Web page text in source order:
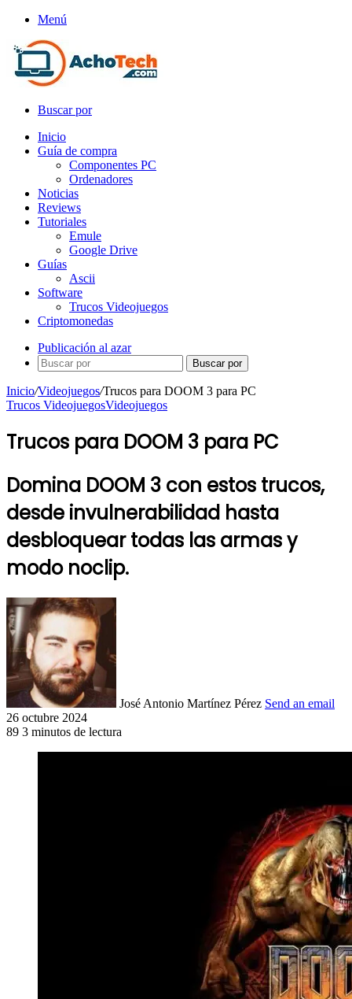
Menú
Buscar por
Inicio
Guía de compra
Componentes PC
Ordenadores
Noticias
Reviews
Tutoriales
Emule
Google Drive
Guías
Ascii
Software
Trucos Videojuegos
Criptomonedas
Publicación al azar
Buscar por
Inicio/Videojuegos/Trucos para DOOM 3 para PC
Trucos VideojuegosVideojuegos
Trucos para DOOM 3 para PC
Domina DOOM 3 con estos trucos,
desde invulnerabilidad hasta
desbloquear todas las armas y
modo noclip.
José Antonio Martínez Pérez Send an email
26 octubre 2024
89 3 minutos de lectura